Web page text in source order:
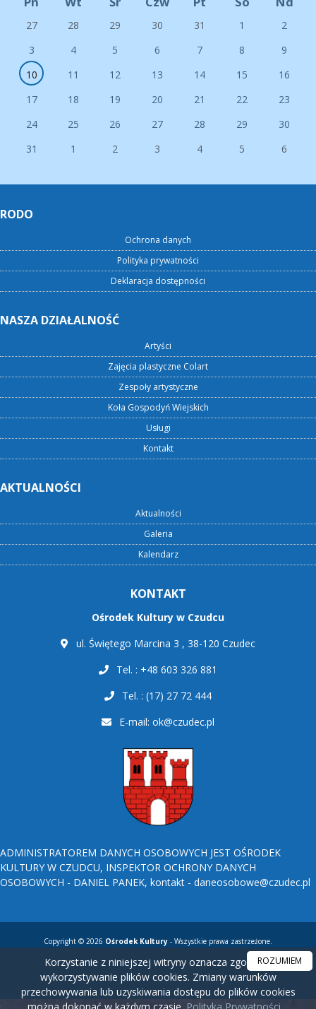
27 28 29 30 31 1
2
3
4 5 6 7 8
9
10
11 12 13 14 15
16
17
18 19 20 21 22
23
24
25 26 27 28 29
30
31
1 2 3 4 5 6
RODO
Ochrona danych
Polityka prywatności
Deklaracja dostępności
NASZA DZIAŁALNOŚĆ
Artyści
Zajęcia plastyczne Colart
Zespoły artystyczne
Koła Gospodyń Wiejskich
Usługi
Kontakt
AKTUALNOŚCI
Aktualności
Galeria
Kalendarz
KONTAKT
Ośrodek Kultury w Czudcu
ul. Świętego Marcina 3 , 38-120 Czudec
Tel. : +48 603 326 881
Tel. : (17) 27 72 444
E-mail: ok@czudec.pl
ADMINISTRATOREM DANYCH OSOBOWYCH JEST OŚRODEK
KULTURY W CZUDCU, INSPEKTOR OCHRONY DANYCH
OSOBOWYCH - DANIEL PANEK, kontakt - daneosobowe@czudec.pl
Copyright © 2026 Ośrodek Kultury - Wszystkie prawa zastrzeżone.
Korzystanie z niniejszej witryny oznacza zgodę na
wykorzystywanie plików cookies. Zmiany warunków
przechowywania lub uzyskiwania dostępu do plików cookies
ROZUMIEM